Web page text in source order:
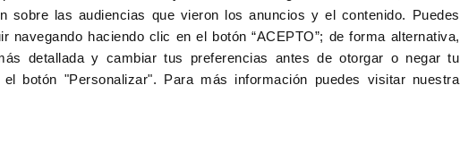
sobre las audiencias que vieron los anuncios y el contenido. Puedes
navegando haciendo clic en el botón “ACEPTO”; de forma alternativa,
detallada y cambiar tus preferencias antes de otorgar o negar tu
botón "Personalizar". Para más información puedes visitar nuestra
Aviso Legal Inscripción a eventos